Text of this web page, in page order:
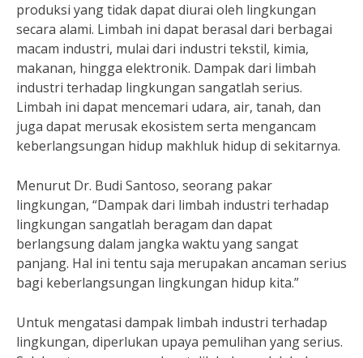
produksi yang tidak dapat diurai oleh lingkungan
secara alami. Limbah ini dapat berasal dari berbagai
macam industri, mulai dari industri tekstil, kimia,
makanan, hingga elektronik. Dampak dari limbah
industri terhadap lingkungan sangatlah serius.
Limbah ini dapat mencemari udara, air, tanah, dan
juga dapat merusak ekosistem serta mengancam
keberlangsungan hidup makhluk hidup di sekitarnya.
Menurut Dr. Budi Santoso, seorang pakar
lingkungan, “Dampak dari limbah industri terhadap
lingkungan sangatlah beragam dan dapat
berlangsung dalam jangka waktu yang sangat
panjang. Hal ini tentu saja merupakan ancaman serius
bagi keberlangsungan lingkungan hidup kita.”
Untuk mengatasi dampak limbah industri terhadap
lingkungan, diperlukan upaya pemulihan yang serius.